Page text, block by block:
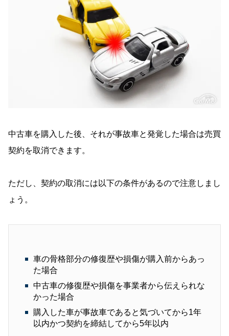
中古車を購入した後、それが事故車と発覚した場合は売買
契約を取消できます。
ただし、契約の取消には以下の条件があるので注意しまし
ょう。
車の骨格部分の修復歴や損傷が購入前からあっ
た場合
中古車の修復歴や損傷を事業者から伝えられな
かった場合
購入した車が事故車であると気づいてから1年
以内かつ契約を締結してから5年以内